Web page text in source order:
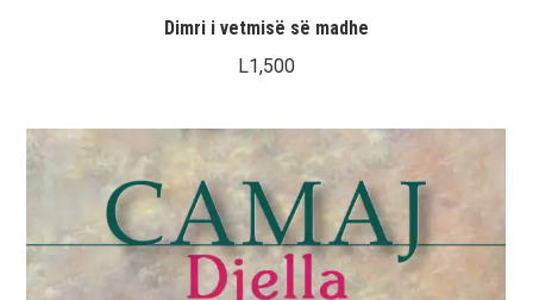
Dimri i vetmisë së madhe
L1,500